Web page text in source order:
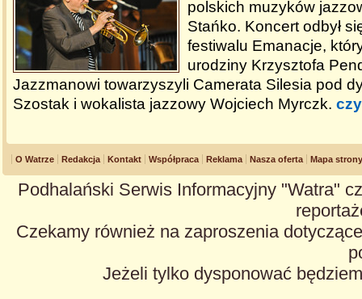
polskich muzyków
Stańko. Koncert odbył
festiwalu Emanacje,
urodziny Krzysztofa
Jazzmanowi towarzyszyli Camerata Silesia pod
Szostak i wokalista jazzowy Wojciech Myrczk.
O Watrze Redakcja Kontakt Współpraca Reklama Nasza oferta Mapa strony
Podhalański Serwis Informacyjny "Watra"
Czekamy również na zaproszenia
Jeżeli tylko dysponować